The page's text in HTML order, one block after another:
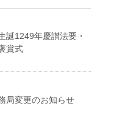
誕1249年慶讃法要・
賞式
局変更のお知らせ